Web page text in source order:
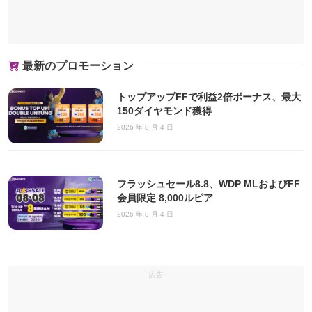
最新のプロモーション
トップアップFFで利益2倍ボーナス、最大
150ダイヤモンド獲得
2026 年 8 月 4 日
フラッシュセール8.8、WDP MLおよびFF
会員限定 8,000ルピア
2026 年 8 月 4 日
広告